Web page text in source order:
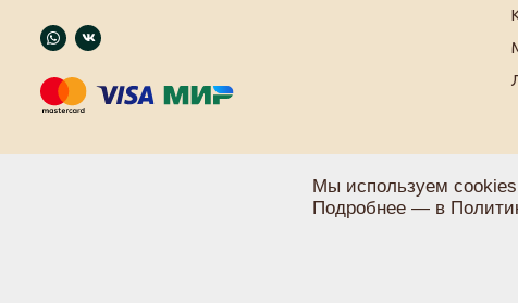
Мы используем cookies
Подробнее — в